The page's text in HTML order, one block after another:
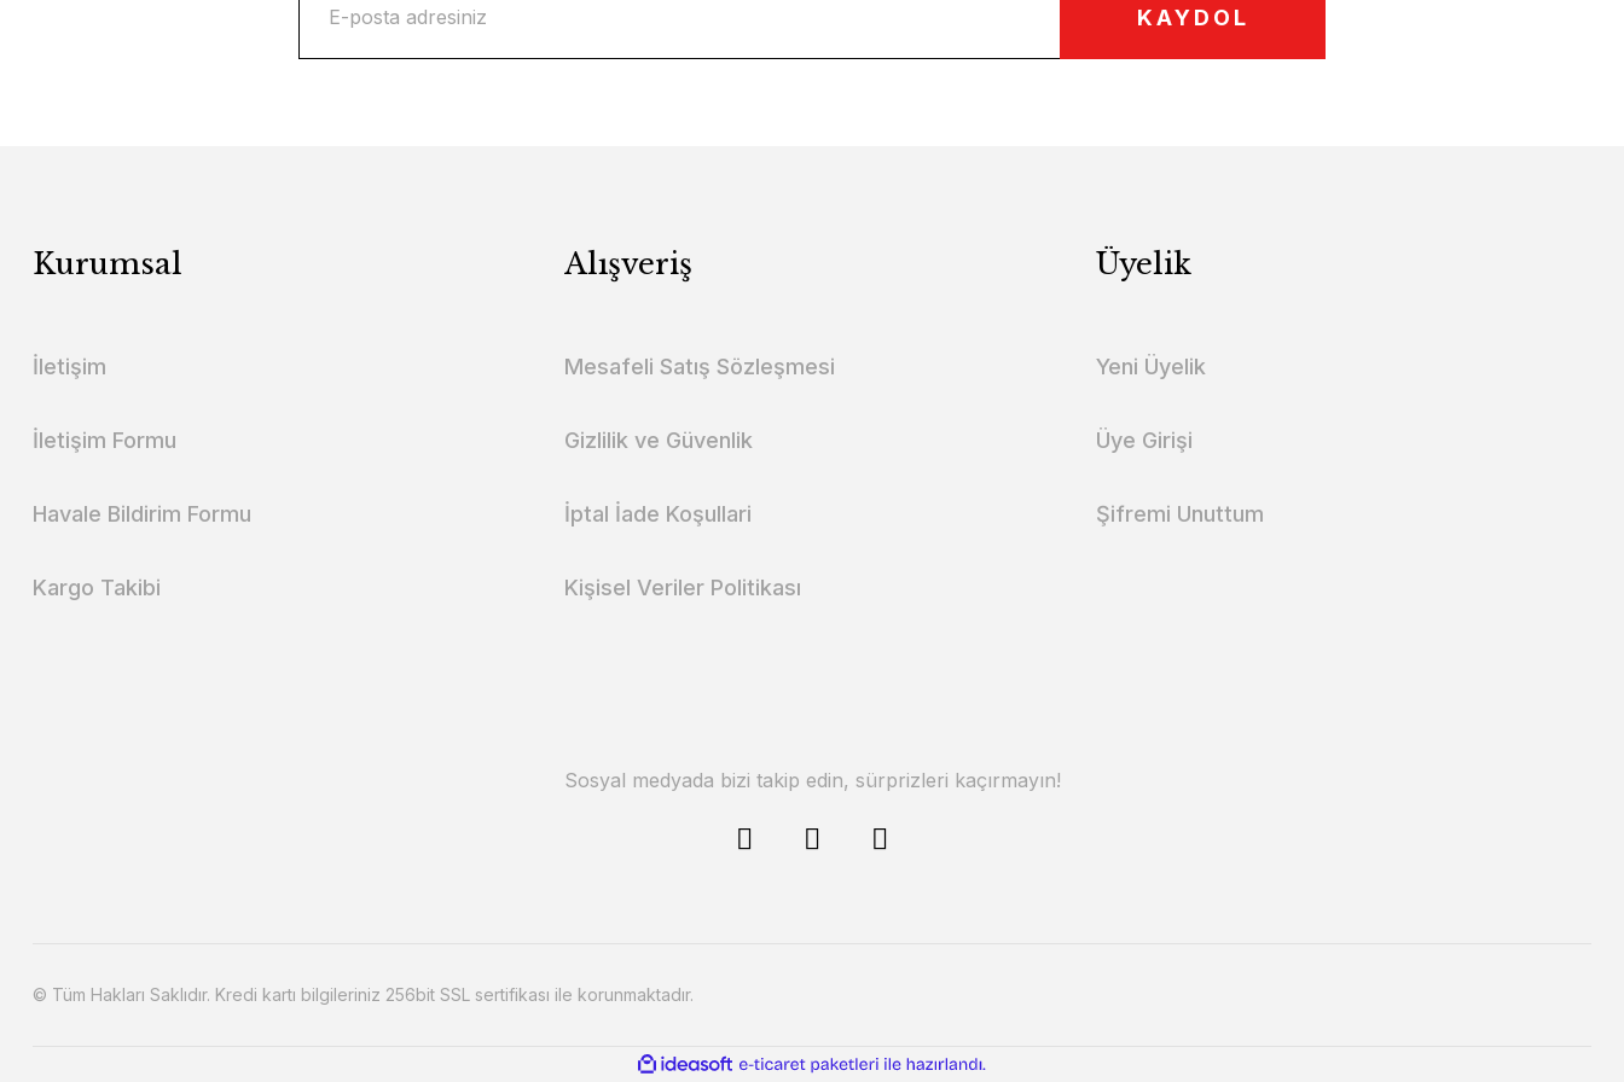
KAYDOL
Kurumsal
İletişim
İletişim Formu
Havale Bildirim Formu
Kargo Takibi
Alışveriş
Mesafeli Satış Sözleşmesi
Gizlilik ve Güvenlik
İptal İade Koşullari
Kişisel Veriler Politikası
Üyelik
Yeni Üyelik
Üye Girişi
Şifremi Unuttum
Sosyal medyada bizi takip edin, sürprizleri kaçırmayın!
© Tüm Hakları Saklıdır. Kredi kartı bilgileriniz 256bit SSL sertifikası ile korunmaktadır.
ideasoft
e-